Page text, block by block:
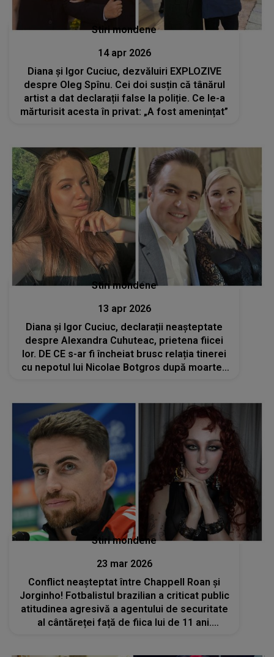
Stiri mondene
14 apr 2026
Diana și Igor Cuciuc, dezvăluiri EXPLOZIVE
despre Oleg Spînu. Cei doi susțin că tânărul
artist a dat declarații false la poliție. Ce le-a
mărturisit acesta în privat: „A fost amenințat”
Stiri mondene
13 apr 2026
Diana și Igor Cuciuc, declarații neașteptate
despre Alexandra Cuhuteac, prietena fiicei
lor. DE CE s-ar fi încheiat brusc relația tinerei
cu nepotul lui Nicolae Botgros după moartea
Stiri mondene
23 mar 2026
Conflict neașteptat între Chappell Roan și
Jorginho! Fotbalistul brazilian a criticat public
atitudinea agresivă a agentului de securitate
al cântăreței față de fiica lui de 11 ani.